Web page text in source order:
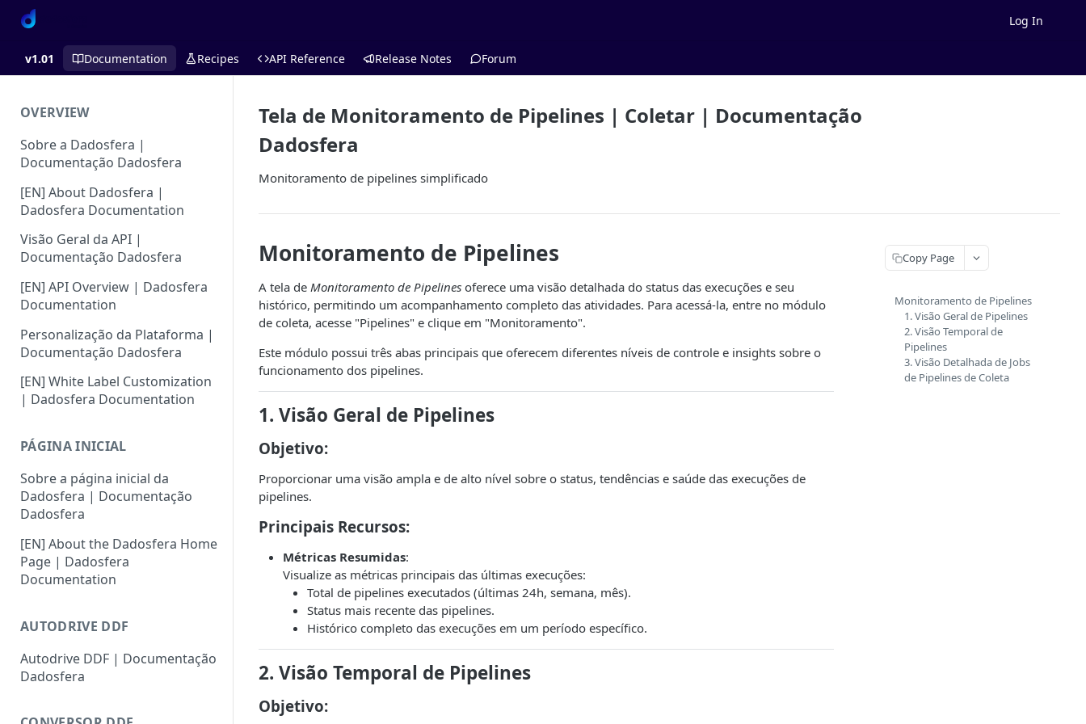
Log In
v1.01 Documentation Recipes API Reference Release Notes Forum
OVERVIEW
Sobre a Dadosfera |
Documentação Dadosfera
[EN] About Dadosfera |
Dadosfera Documentation
Visão Geral da API |
Documentação Dadosfera
[EN] API Overview | Dadosfera
Documentation
Personalização da Plataforma |
Documentação Dadosfera
[EN] White Label Customization
| Dadosfera Documentation
PÁGINA INICIAL
Sobre a página inicial da
Dadosfera | Documentação
Dadosfera
[EN] About the Dadosfera Home
Page | Dadosfera
Documentation
AUTODRIVE DDF
Autodrive DDF | Documentação
Dadosfera
Tela de Monitoramento de Pipelines | Coletar | Documentação
Dadosfera
Monitoramento de pipelines simplificado
Monitoramento de Pipelines
A tela de Monitoramento de Pipelines oferece uma visão detalhada do status das execuções e seu
histórico, permitindo um acompanhamento completo das atividades. Para acessá-la, entre no módulo
de coleta, acesse "Pipelines" e clique em "Monitoramento".
Este módulo possui três abas principais que oferecem diferentes níveis de controle e insights sobre o
funcionamento dos pipelines.
1. Visão Geral de Pipelines
Objetivo:
Proporcionar uma visão ampla e de alto nível sobre o status, tendências e saúde das execuções de
pipelines.
Principais Recursos:
Métricas Resumidas:
Visualize as métricas principais das últimas execuções:
Total de pipelines executados (últimas 24h, semana, mês).
Status mais recente das pipelines.
Histórico completo das execuções em um período específico.
2. Visão Temporal de Pipelines
Objetivo:
Copy Page
Monitoramento de Pipelines
1. Visão Geral de Pipelines
2. Visão Temporal de
Pipelines
3. Visão Detalhada de Jobs
de Pipelines de Coleta